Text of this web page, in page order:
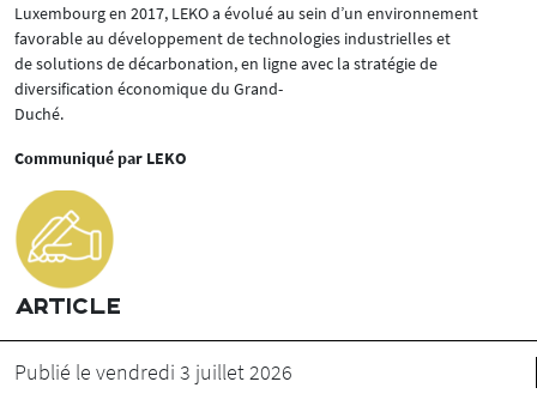
Luxembourg en 2017, LEKO a évolué au sein d’un environnement
favorable au développement de technologies industrielles et
de solutions de décarbonation, en ligne avec la stratégie de
diversification économique du Grand-
Duché.
Communiqué par LEKO
ARTICLE
Publié le vendredi 3 juillet 2026